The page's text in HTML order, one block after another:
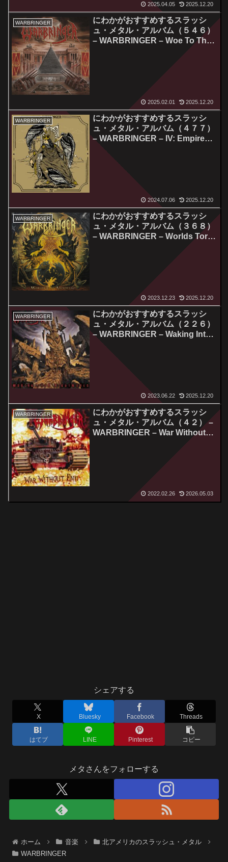
2025.04.05 2025.12.20
WARBRINGER
にわかがおすすめするスラッシ
ュ・メタル・アルバム（５４６）
– WARBRINGER – Woe To The
2025.02.01 2025.12.20
WARBRINGER
にわかがおすすめするスラッシ
ュ・メタル・アルバム（４７７）
– WARBRINGER – IV: Empires
Collapse
2024.07.06 2025.12.20
WARBRINGER
にわかがおすすめするスラッシ
ュ・メタル・アルバム（３６８）
– WARBRINGER – Worlds Torn
2023.12.23 2025.12.20
WARBRINGER
にわかがおすすめするスラッシ
ュ・メタル・アルバム（２２６）
– WARBRINGER – Waking Into
Nightmares
2023.06.22 2025.12.20
WARBRINGER
にわかがおすすめするスラッシ
ュ・メタル・アルバム（４２） –
WARBRINGER – War Without
2022.02.26 2026.05.03
シェアする
X Bluesky Facebook Threads
はてブ LINE Pinterest コピー
メタさんをフォローする
ホーム 音楽
北アメリカのスラッシュ・メタル
WARBRINGER